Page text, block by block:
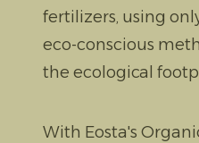
fertilizers, using
eco-conscious
the ecological
With Eosta's